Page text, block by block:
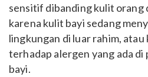
sensitif dibanding kulit orang
karena kulit bayi sedang
lingkungan di luar rahim,
terhadap alergen yang ada di
bayi.